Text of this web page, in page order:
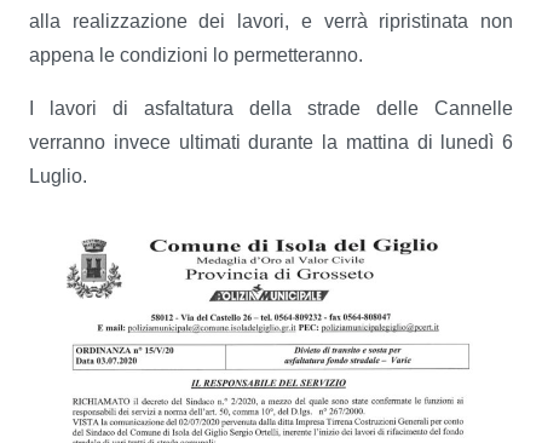
alla realizzazione dei lavori, e verrà ripristinata non
appena le condizioni lo permetteranno.
I lavori di asfaltatura della strade delle Cannelle
verranno invece ultimati durante la mattina di lunedì 6
Luglio.